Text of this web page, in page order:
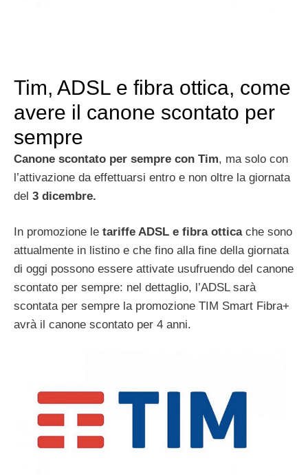
Tim, ADSL e fibra ottica, come
avere il canone scontato per
sempre
Canone scontato per sempre con Tim, ma solo con
l’attivazione da effettuarsi entro e non oltre la giornata
del 3 dicembre.
In promozione le tariffe ADSL e fibra ottica che sono
attualmente in listino e che fino alla fine della giornata
di oggi possono essere attivate usufruendo del canone
scontato per sempre: nel dettaglio, l’ADSL sarà
scontata per sempre la promozione TIM Smart Fibra+
avrà il canone scontato per 4 anni.